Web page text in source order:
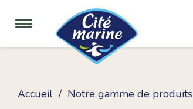
Accueil Notre gamme de produits